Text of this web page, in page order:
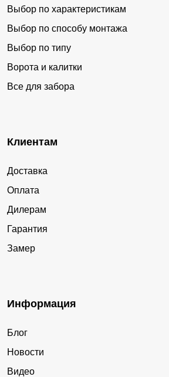
Выбор по характеристикам
Выбор по способу монтажа
Выбор по типу
Ворота и калитки
Все для забора
Клиентам
Доставка
Оплата
Дилерам
Гарантия
Замер
Информация
Блог
Новости
Видео